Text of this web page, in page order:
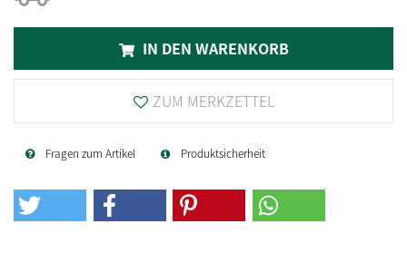
IN DEN WARENKORB
ZUM MERKZETTEL
Fragen zum Artikel Produktsicherheit